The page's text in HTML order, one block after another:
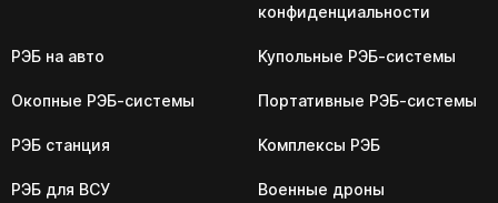
конфиденциальности
РЭБ на авто Купольные РЭБ-системы
Окопные РЭБ-системы Портативные РЭБ-системы
РЭБ станция Комплексы РЭБ
РЭБ для ВСУ Военные дроны